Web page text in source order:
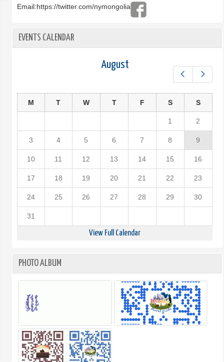
Email:https://twitter.com/nymongolia
EVENTS CALENDAR
August
M T W T F S S
1 2
3 4 5 6 7 8 9
10 11 12 13 14 15 16
17 18 19 20 21 22 23
24 25 26 27 28 29 30
31
View Full Calendar
PHOTO ALBUM